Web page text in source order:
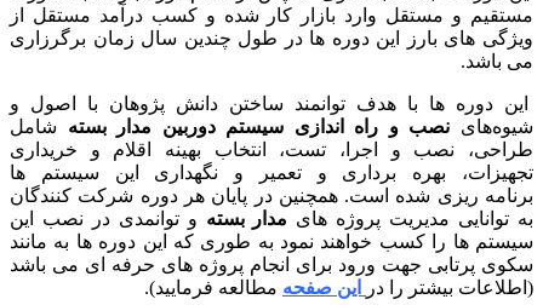
و مستقل وارد بازار کار شده و کسب درآمد مستقل از
های بارز این دوره ها در طول چندین سال زمان برگرزاری
باشد.
دوره ها با هدف توانمند ساختن دانش پژوهان با اصول و
نصب و راه اندازی سیستم دوربین مدار بستهشامل
نصب و اجرا، تست، انتخاب بهینه اقلام و خریداری
بهره برداری و تعمیر و نگهداری این سیستم ها
ریزی شده است. همچنین در پایان هر دوره شرکت کنندگان
توانایی مدیریت پروژه هایمدار بستهو توانمدی در نصب این
ها را کسب خواهند نمود به طوری که این دوره ها به مانند
پرتابی جهت ورود برای انجام پروژه های حرفه ای می باشد
بیشتر را در
این صفحهمطالعه فرمایید).